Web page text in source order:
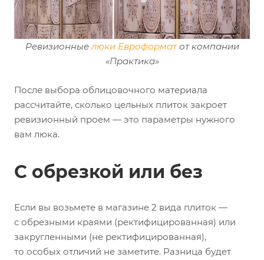
Ревизионныелюки Евроформатот компании
«Практика»
После выбора облицовочного материала
рассчитайте, сколько цельных плиток закроет
ревизионный проем — это параметры нужного
вам люка.
С обрезкой или без
Если вы возьмете в магазине 2 вида плиток —
с обрезными краями (ректифицированная) или
закругленными (не ректифицированная),
то особых отличий не заметите. Разница будет